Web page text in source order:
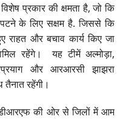
प्रकार की क्षमता है, जो कि
के लिए सक्षम है. जिससे कि
राहत और बचाव कार्य किए जा
रहेंगे। यह टीमें अल्मोड़ा,
और आरआरसी झाझरा
रहेंगी।
की ओर से जिलों में आम